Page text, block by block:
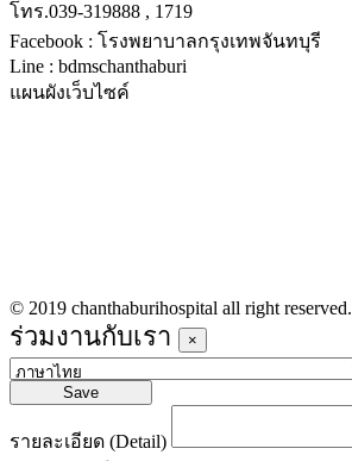
โทร.039-319888 , 1719
Facebook : โรงพยาบาลกรุงเทพจันทบุรี
Line : bdmschanthaburi
แผนผังเว็บไซค์
© 2019 chanthaburihospital all right reserved.
ร่วมงานกับเรา ×
Save
รายละเอียด (Detail)